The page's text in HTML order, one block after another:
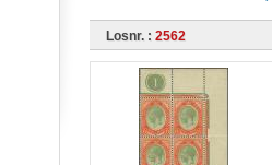
Losnr. : 2562